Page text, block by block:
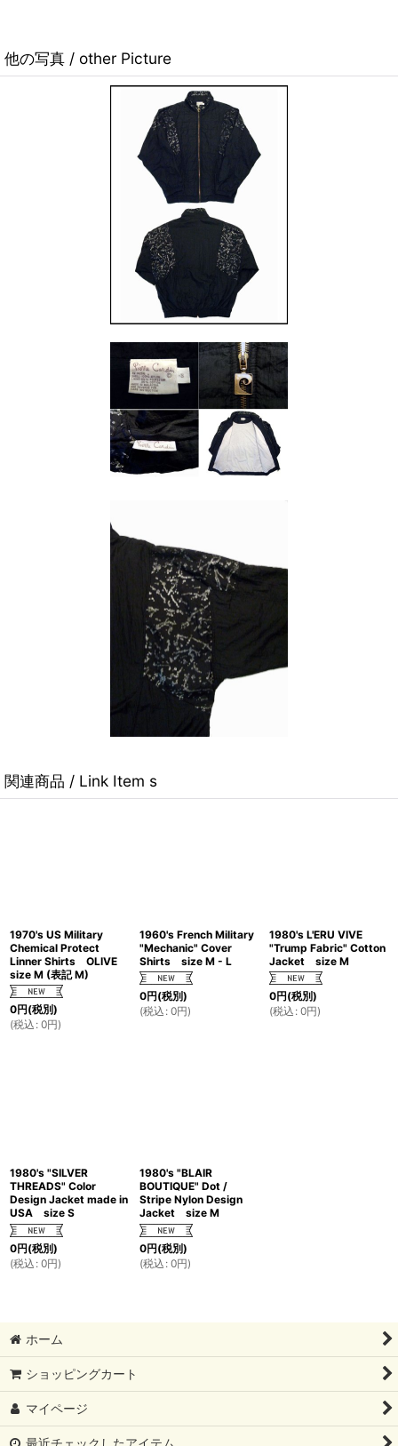
他の写真 / other Picture
関連商品 / Link Item s
1970's US Military
Chemical Protect
Linner Shirts OLIVE
size M (表記 M)
0円(税別)
(税込 : 0円)
1960's French Military
"Mechanic" Cover
Shirts size M - L
0円(税別)
(税込 : 0円)
1980's L'ERU VIVE
"Trump Fabric" Cotton
Jacket size M
0円(税別)
(税込 : 0円)
1980's "SILVER
THREADS" Color
Design Jacket made in
USA size S
0円(税別)
(税込 : 0円)
1980's "BLAIR
BOUTIQUE" Dot /
Stripe Nylon Design
Jacket size M
0円(税別)
(税込 : 0円)
ホーム
ショッピングカート
マイページ
最近チェックしたアイテム